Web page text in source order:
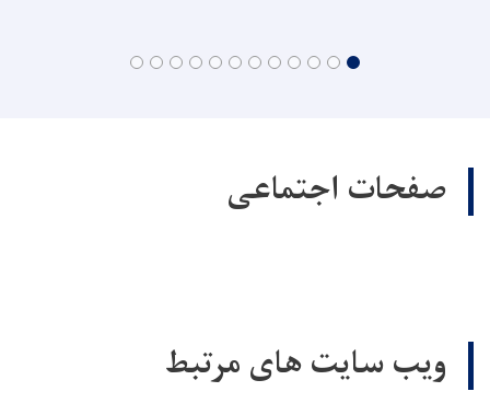
صفحات اجتماعی
ویب سایت های مرتبط